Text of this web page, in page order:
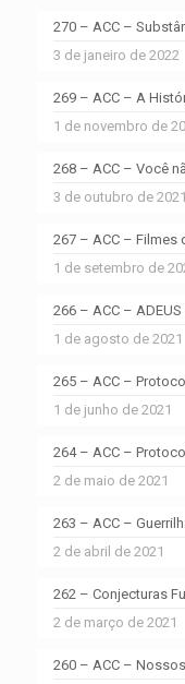
270 – ACC –
3 de janeiro de 2022
269 – ACC – A
1 de novembro de
268 – ACC – Você
3 de outubro de 2021
267 – ACC – Filmes
1 de setembro de
266 – ACC – ADEUS
1 de agosto de 2021
265 – ACC –
1 de junho de 2021
264 – ACC –
2 de maio de 2021
263 – ACC –
2 de abril de 2021
262 – Conjecturas
2 de março de 2021
260 – ACC –